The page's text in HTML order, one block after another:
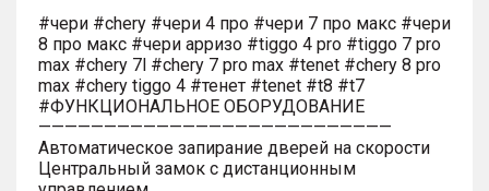
#чери #chery #чери 4 про #чери 7 про макс #чери
8 про макс #чери арризо #tiggo 4 pro #tiggo 7 pro
max #chery 7l #chery 7 pro max #tenet #chery 8 pro
max #chery tiggo 4 #тенет #tenet #t8 #t7
#ФУНКЦИОНАЛЬНОЕ ОБОРУДОВАНИЕ
———————————————————————————
Автоматическое запирание дверей на скорости
Центральный замок с дистанционным